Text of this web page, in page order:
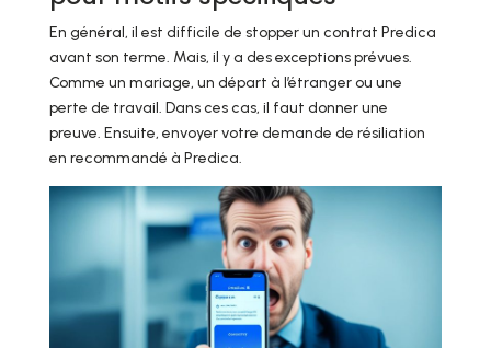
En général, il est difficile de stopper un contrat Predica
avant son terme. Mais, il y a des exceptions prévues.
Comme un mariage, un départ à l’étranger ou une
perte de travail. Dans ces cas, il faut donner une
preuve. Ensuite, envoyer votre demande de résiliation
en recommandé à Predica.